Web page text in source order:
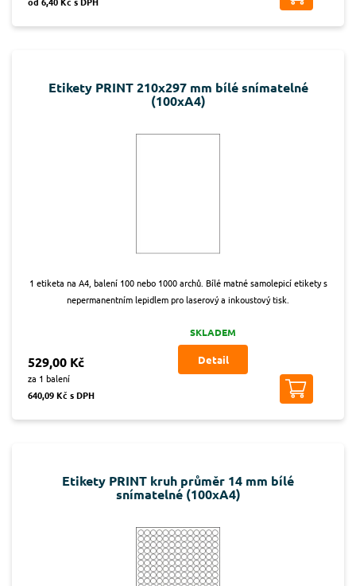
Etikety PRINT 210x297 mm bílé snímatelné
(100xA4)
1 etiketa na A4, balení 100 nebo 1000 archů. Bílé matné samolepicí etikety s
nepermanentním lepidlem pro laserový a inkoustový tisk.
529,00 Kč
za 1 balení
640,09 Kč s DPH
SKLADEM
Detail
Etikety PRINT kruh průměr 14 mm bílé
snímatelné (100xA4)